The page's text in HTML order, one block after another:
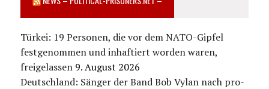
Türkei: 19 Personen, die vor dem NATO-Gipfel
festgenommen und inhaftiert worden waren,
freigelassen 9. August 2026
Deutschland: Sänger der Band Bob Vylan nach pro-